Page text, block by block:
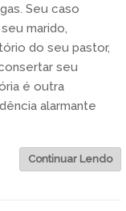
Seu caso
marido,
do seu pastor,
seu
é outra
alarmante
Continuar Lendo